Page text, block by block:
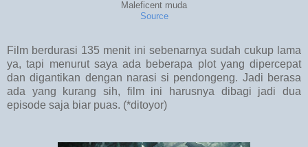
Maleficent muda
Source
Film berdurasi 135 menit ini sebenarnya sudah cukup lama
ya, tapi menurut saya ada beberapa plot yang dipercepat
dan digantikan dengan narasi si pendongeng. Jadi berasa
ada yang kurang sih, film ini harusnya dibagi jadi dua
episode saja biar puas. (*ditoyor)